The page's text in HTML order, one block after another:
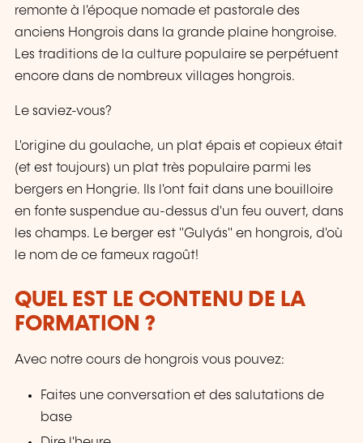
remonte à l'époque nomade et pastorale des
anciens Hongrois dans la grande plaine hongroise.
Les traditions de la culture populaire se perpétuent
encore dans de nombreux villages hongrois.
Le saviez-vous?
L'origine du goulache, un plat épais et copieux était
(et est toujours) un plat très populaire parmi les
bergers en Hongrie. Ils l'ont fait dans une bouilloire
en fonte suspendue au-dessus d'un feu ouvert, dans
les champs. Le berger est "Gulyás" en hongrois, d'où
le nom de ce fameux ragoût!
QUEL EST LE CONTENU DE LA
FORMATION ?
Avec notre cours de hongrois vous pouvez:
Faites une conversation et des salutations de
base